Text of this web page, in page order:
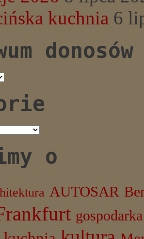
kuchnia 6
donosów
o
AUTOSAR
gospodarka